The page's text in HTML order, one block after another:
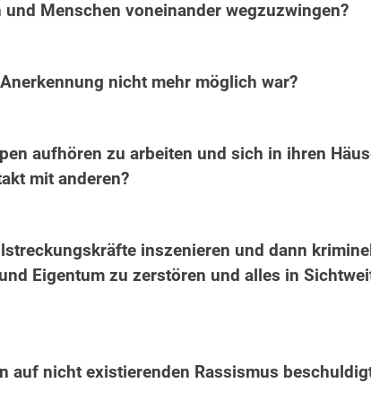
Menschen voneinander wegzuzwingen?
nicht mehr möglich war?
aufhören zu arbeiten und sich in ihren
mit anderen?
inszenieren und dann
Eigentum zu zerstören und alles in
auf nicht existierenden Rassismus